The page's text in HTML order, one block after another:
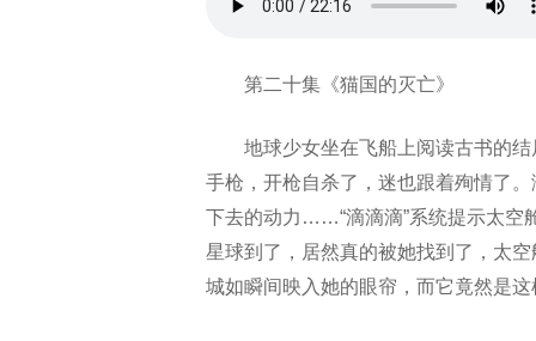
第二十集《猫国的灭亡》
地球少女坐在飞船上阅读古书的
手枪，开枪自杀了，迷也跟着殉情了
下去的动力……“滴滴滴”系统提示太空
星球到了，居然真的被她找到了，太
城如瞬间映入她的眼帘，而它竟然是